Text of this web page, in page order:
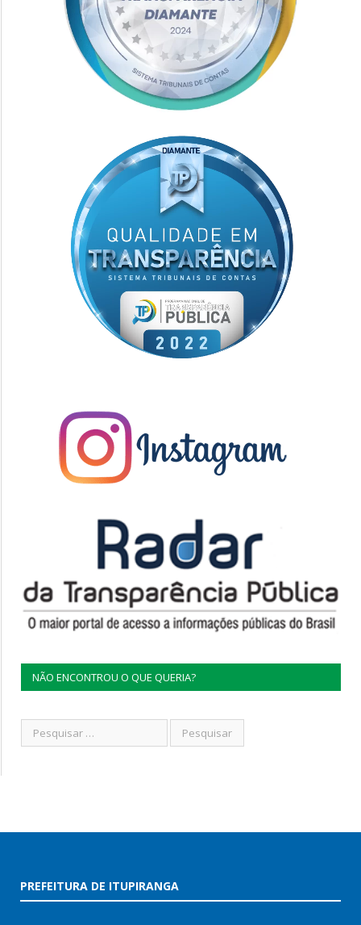
NÃO ENCONTROU O QUE QUERIA?
PREFEITURA DE ITUPIRANGA